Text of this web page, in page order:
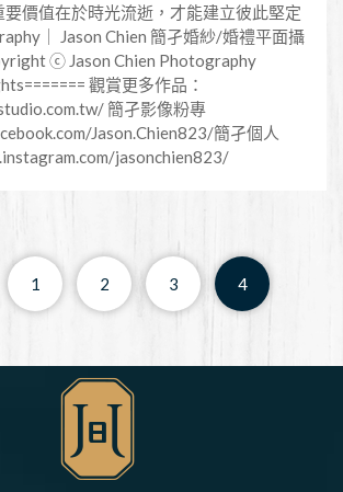
要價值在於時光流逝，才能建立彼此堅定
｜ Jason Chien 簡孑婚紗/婚禮平面攝
ⓒ Jason Chien Photography
觀賞更多作品：
簡孑影像粉專
Jason.Chien823/簡孑個人
jasonchien823/
1 2 3 4